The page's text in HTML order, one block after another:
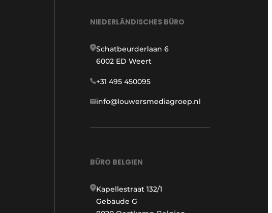
NIEDERLÄNDISCHES BÜRO
Schatbeurderlaan 6
6002 ED Weert
+31 495 450095
info@louwersmediagroep.nl
BÜRO BELGIEN
Kapellestraat 132/1
Gebäude G